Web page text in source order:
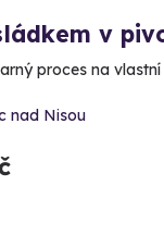
v
proces na vlastní
nad Nisou